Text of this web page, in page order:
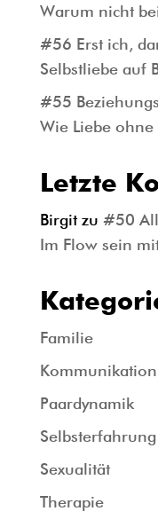
Warum nicht
#56 Erst ich,
Selbstliebe auf
#55
Wie Liebe
Letzte
Birgitzu #50
Im Flow sein
Familie
Kommunikation
Paardynamik
Selbsterfahrung
Sexualität
Therapie